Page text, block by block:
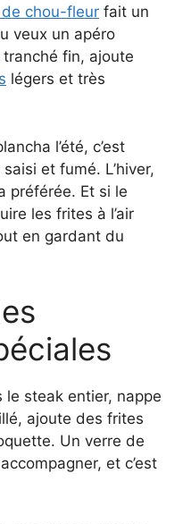
chou-fleur fait un
veux un apéro
fin, ajoute
légers et très
l’été, c’est
et fumé. L’hiver,
préférée. Et si le
les frites à l’air
en gardant du
le steak entier, nappe
ajoute des frites
Un verre de
et c’est